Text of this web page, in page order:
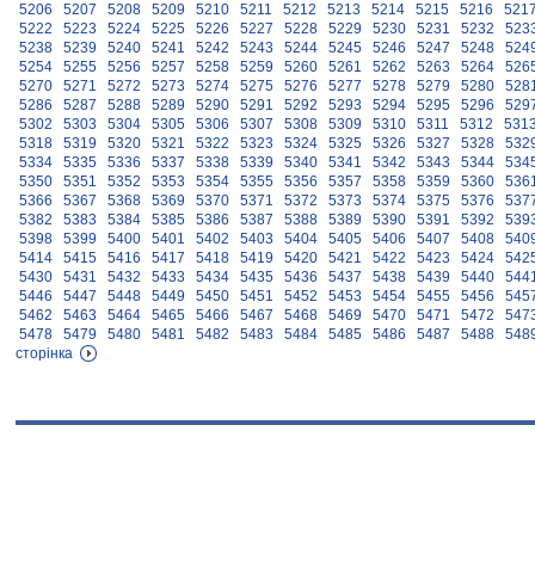
5206
5207 5208 5209 5210 5211 5212 5213 5214 5215 5216
5222
5223 5224 5225 5226 5227 5228 5229 5230 5231 5232
5238
5239 5240 5241 5242 5243 5244 5245 5246 5247 5248
5254
5255 5256 5257 5258 5259 5260 5261 5262 5263 5264
5270
5271 5272 5273 5274 5275 5276 5277 5278 5279 5280
5286
5287 5288 5289 5290 5291 5292 5293 5294 5295 5296
5302
5303 5304 5305 5306 5307 5308 5309 5310 5311 5312
5318
5319 5320 5321 5322 5323 5324 5325 5326 5327 5328
5334
5335 5336 5337 5338 5339 5340 5341 5342 5343 5344
5350
5351 5352 5353 5354 5355 5356 5357 5358 5359 5360
5366
5367 5368 5369 5370 5371 5372 5373 5374 5375 5376
5382
5383 5384 5385 5386 5387 5388 5389 5390 5391 5392
5398
5399 5400 5401 5402 5403 5404 5405 5406 5407 5408
5414
5415 5416 5417 5418 5419 5420 5421 5422 5423 5424
5430
5431 5432 5433 5434 5435 5436 5437 5438 5439 5440
5446
5447 5448 5449 5450 5451 5452 5453 5454 5455 5456
5462
5463 5464 5465 5466 5467 5468 5469 5470 5471 5472
5478
5479 5480 5481 5482 5483 5484 5485 5486 5487 5488
сторінка